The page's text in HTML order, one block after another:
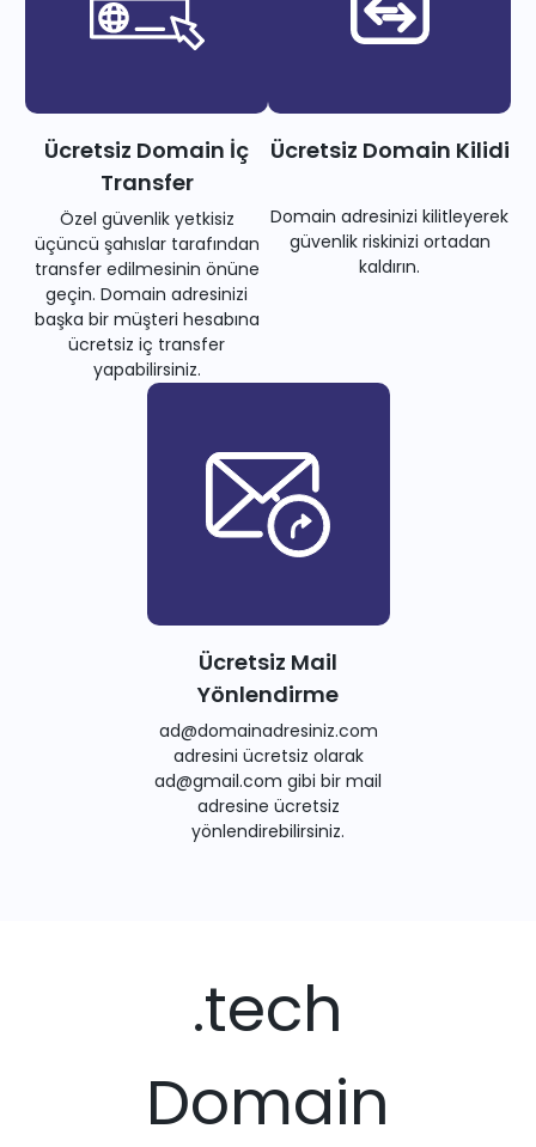
Ücretsiz Domain İç
Transfer
Özel güvenlik yetkisiz
üçüncü şahıslar tarafından
transfer edilmesinin önüne
geçin. Domain adresinizi
başka bir müşteri hesabına
ücretsiz iç transfer
yapabilirsiniz.
Ücretsiz Domain Kilidi
Domain adresinizi kilitleyerek
güvenlik riskinizi ortadan
kaldırın.
Ücretsiz Mail
Yönlendirme
ad@domainadresiniz.com
adresini ücretsiz olarak
ad@gmail.com gibi bir mail
adresine ücretsiz
yönlendirebilirsiniz.
.tech
Domain